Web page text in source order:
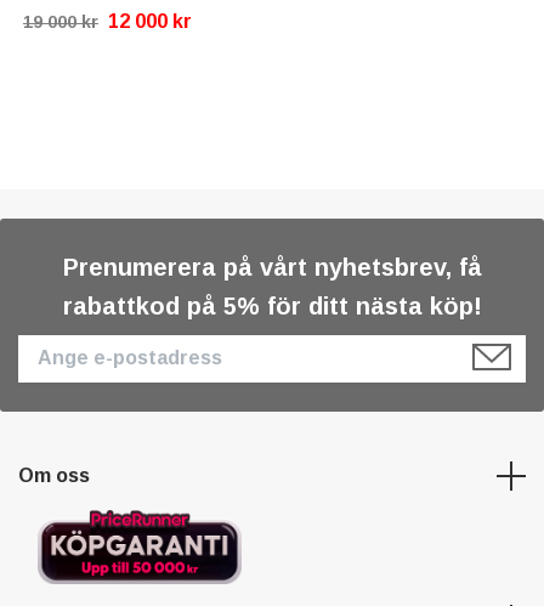
19 000 kr 12 000 kr
Prenumerera på vårt nyhetsbrev, få
rabattkod på 5% för ditt nästa köp!
Om oss